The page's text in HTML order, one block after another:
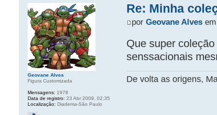
Re: Minha
por Geovane Alvesem
Que super
senssacionais
De volta as origens,
Geovane Alves
Figura Customizada
Mensagens: 1978
Data de registro: 23 Abr 2009, 02:35
Localização: Diadema-São Paulo